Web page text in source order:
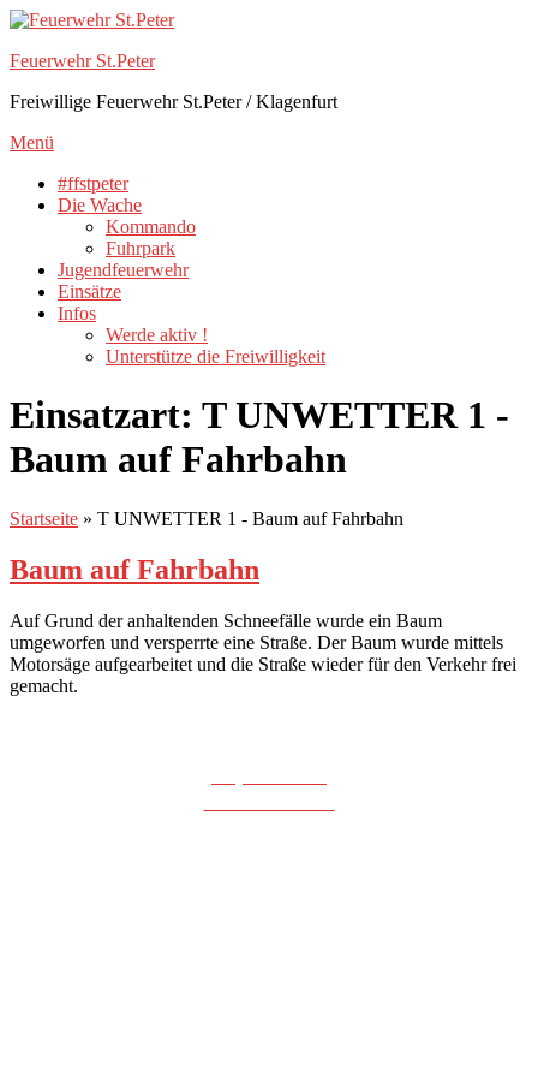
Zum
springen
Feuerwehr St.Peter
Freiwillige Feuerwehr St.Peter / Klagenfurt
Menü
#ffstpeter
Die Wache
Kommando
Fuhrpark
Jugendfeuerwehr
Einsätze
Infos
Werde aktiv !
Unterstütze die Freiwilligkeit
Einsatzart: T UNWETTER 1 -
Baum auf Fahrbahn
Startseite » T UNWETTER 1 - Baum auf Fahrbahn
Baum auf Fahrbahn
Auf Grund der anhaltenden Schneefälle wurde ein Baum
umgeworfen und versperrte eine Straße. Der Baum wurde mittels
Motorsäge aufgearbeitet und die Straße wieder für den Verkehr frei
gemacht.